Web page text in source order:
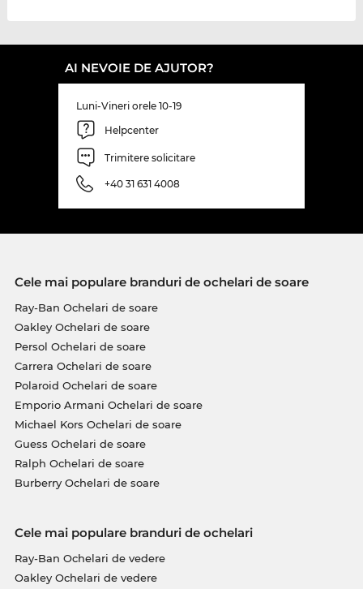
AI NEVOIE DE AJUTOR?
Luni-Vineri orele 10-19
Helpcenter
Trimitere solicitare
+40 31 631 4008
Cele mai populare branduri de ochelari de soare
Ray-Ban Ochelari de soare
Oakley Ochelari de soare
Persol Ochelari de soare
Carrera Ochelari de soare
Polaroid Ochelari de soare
Emporio Armani Ochelari de soare
Michael Kors Ochelari de soare
Guess Ochelari de soare
Ralph Ochelari de soare
Burberry Ochelari de soare
Cele mai populare branduri de ochelari
Ray-Ban Ochelari de vedere
Oakley Ochelari de vedere